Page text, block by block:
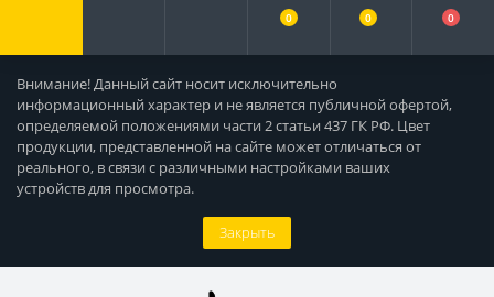
Внимание! Данный сайт носит исключительно
информационный характер и не является публичной офертой,
определяемой положениями части 2 статьи 437 ГК РФ. Цвет
продукции, представленной на сайте может отличаться от
реального, в связи с различными настройками ваших
устройств для просмотра.
Закрыть
0 0 0